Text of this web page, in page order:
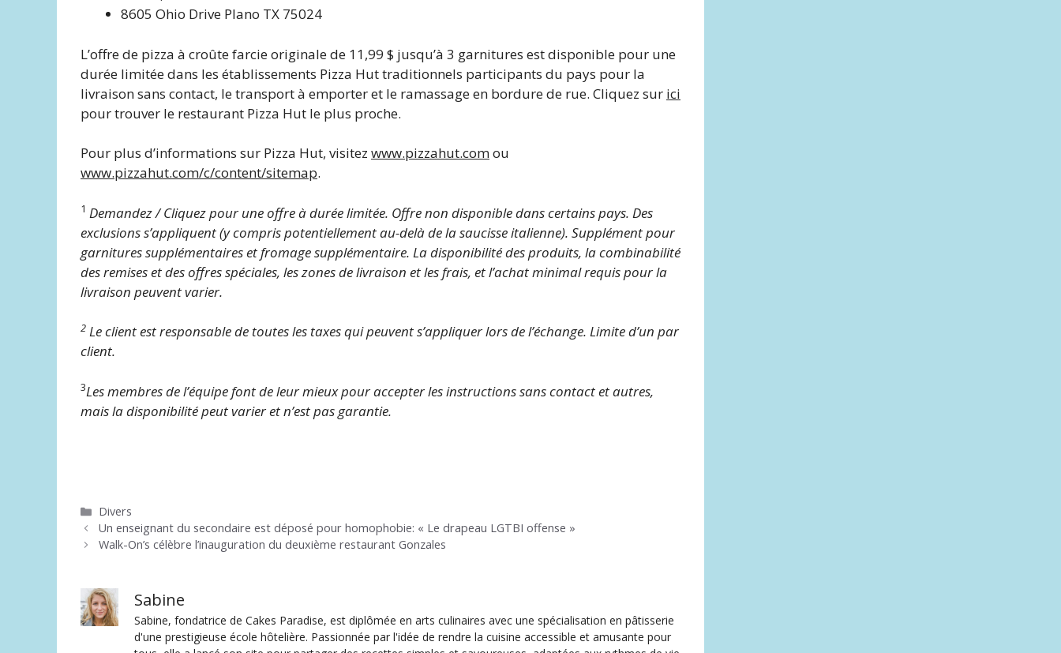
8605 Ohio Drive Plano TX 75024
L’offre de pizza à croûte farcie originale de 11,99 $ jusqu’à 3 garnitures est disponible pour une
durée limitée dans les établissements Pizza Hut traditionnels participants du pays pour la
livraison sans contact, le transport à emporter et le ramassage en bordure de rue. Cliquez sur ici
pour trouver le restaurant Pizza Hut le plus proche.
Pour plus d’informations sur Pizza Hut, visitez www.pizzahut.comou
www.pizzahut.com/c/content/sitemap.
1 Demandez / Cliquez pour une offre à durée limitée. Offre non disponible dans certains pays. Des
exclusions s’appliquent (y compris potentiellement au-delà de la saucisse italienne). Supplément pour
garnitures supplémentaires et fromage supplémentaire. La disponibilité des produits, la combinabilité
des remises et des offres spéciales, les zones de livraison et les frais, et l’achat minimal requis pour la
livraison peuvent varier.
2 Le client est responsable de toutes les taxes qui peuvent s’appliquer lors de l’échange. Limite d’un par
client.
3Les membres de l’équipe font de leur mieux pour accepter les instructions sans contact et autres,
mais la disponibilité peut varier et n’est pas garantie.
Catégories
Divers
Un enseignant du secondaire est déposé pour homophobie: « Le drapeau LGTBI offense »
Walk-On’s célèbre l’inauguration du deuxième restaurant Gonzales
Sabine
Sabine, fondatrice de Cakes Paradise, est diplômée en arts culinaires avec une spécialisation en pâtisserie
d'une prestigieuse école hôtelière. Passionnée par l'idée de rendre la cuisine accessible et amusante pour